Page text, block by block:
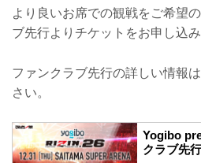
RIZIN LIVE
をリアルタ
日付 時間
12/3...
より良いお席での観戦をご希望
ブ先行よりチケットをお申し込み
ファンクラブ先行の詳しい情報
さい。
Yogibo
クラブ先